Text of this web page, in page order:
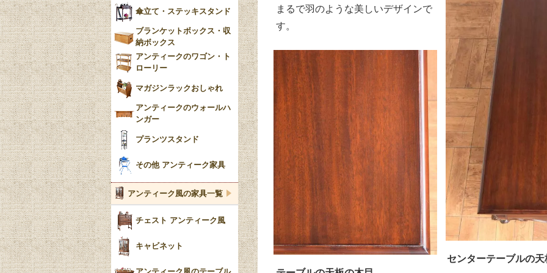
まるで羽のような美しいデザインで
す。
センターテーブルの天
傘立て・ステッキスタンド
ブランケットボックス・収
納ボックス
アンティークのワゴン・ト
ローリー
マガジンラックおしゃれ
アンティークのウォールハ
ンガー
プランツスタンド
その他 アンティーク家具
アンティーク風の家具一覧
チェスト アンティーク風
キャビネット